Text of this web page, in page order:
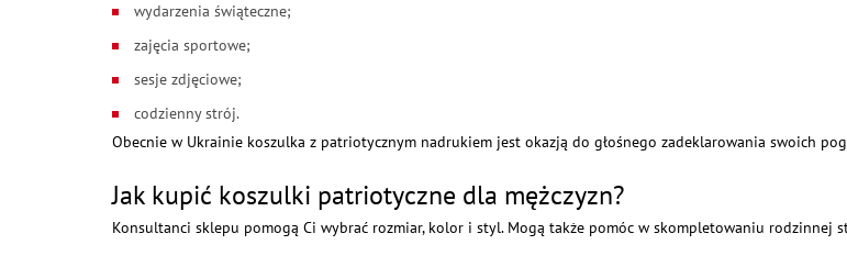
wydarzenia świąteczne;
zajęcia sportowe;
sesje zdjęciowe;
codzienny strój.
Obecnie w Ukrainie koszulka z patriotycznym nadrukiem jest okazją do głośnego zadeklarowania swoich
Jak kupić koszulki patriotyczne dla mężczyzn?
Konsultanci sklepu pomogą Ci wybrać rozmiar, kolor i styl. Mogą także pomóc w skompletowaniu rodzinnej